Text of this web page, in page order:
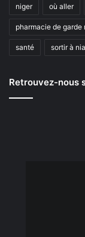
niger où aller
pharmacie de garde
santé sortir à
Retrouvez-nous